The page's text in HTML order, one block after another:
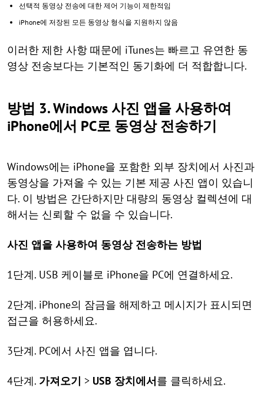
선택적 동영상 전송에 대한 제어 기능이 제한적임
iPhone에 저장된 모든 동영상 형식을 지원하지 않음
이러한 제한 사항 때문에 iTunes는 빠르고 유연한 동
영상 전송보다는 기본적인 동기화에 더 적합합니다.
방법 3. Windows 사진 앱을 사용하여
iPhone에서 PC로 동영상 전송하기
Windows에는 iPhone을 포함한 외부 장치에서 사진과
동영상을 가져올 수 있는 기본 제공 사진 앱이 있습니
다. 이 방법은 간단하지만 대량의 동영상 컬렉션에 대
해서는 신뢰할 수 없을 수 있습니다.
사진 앱을 사용하여 동영상 전송하는 방법
1단계. USB 케이블로 iPhone을 PC에 연결하세요.
2단계. iPhone의 잠금을 해제하고 메시지가 표시되면
접근을 허용하세요.
3단계. PC에서 사진 앱을 엽니다.
4단계. 가져오기 > USB 장치에서를 클릭하세요.